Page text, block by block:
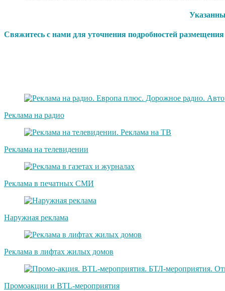
Свяжитесь с нами для уточнения подробностей
Реклама на радио
Реклама на телевидении
Реклама в печатных СМИ
Наружная реклама
Реклама в лифтах жилых домов
Промоакции и BTL-мероприятия